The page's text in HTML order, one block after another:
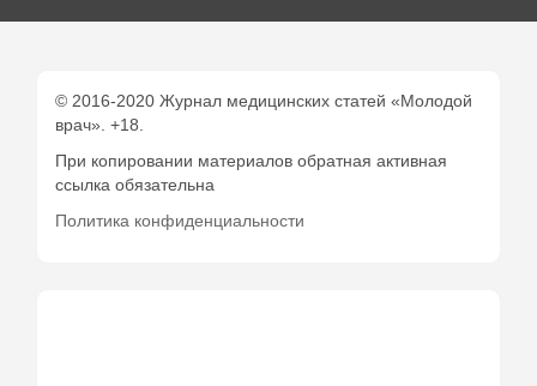
© 2016-2020 Журнал медицинских статей «Молодой
врач». +18.
При копировании материалов обратная активная
ссылка обязательна
Политика конфиденциальности